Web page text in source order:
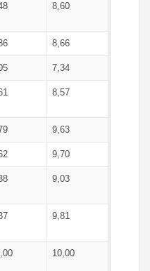
8,60
8,66
7,34
8,57
9,63
9,70
9,03
9,81
10,00